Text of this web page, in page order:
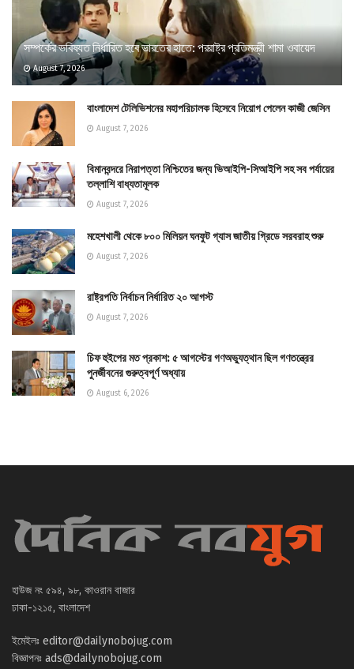
সম্পর্কের ভবিষ্যত নির্ধারিত হবে ভারতের হাতে: পররাষ্ট্র প্রতিমন্ত্রী শামা ওবায়েদ
August 7, 2026
বাংলাদেশ টেলিভিশনের মহাপরিচালক হিসেবে নিয়োগ পেলেন কাজী জেসিন
August 7, 2026
বিমানবন্দরে নিরাপত্তা নিশ্চিতের জন্য ভিআইপি-সিআইপি সহ সব পর্যায়ের
তল্লাশি বাধ্যতামূলক
August 7, 2026
মহেশখালী থেকে ৮০০ মিলিয়ন ঘনফুট গ্যাস জাতীয় গ্রিডে সরবরাহ শুরু
August 7, 2026
রাষ্ট্রপতি নির্বাচন নির্ধারিত ২০ আগস্ট
August 7, 2026
চিফ হুইপের মত প্রকাশ: ৫ আগস্টের গণঅভ্যুত্থান ছিল গণতন্ত্রের
পুনর্জীবনের গুরুত্বপূর্ণ অধ্যায়
August 6, 2026
হাউজ নং ৫৯৪, ৯৮, কাওরান বাজার
ঢাকা-১২১৫, বাংলাদেশ
ইমেইলঃ editor@dailynobojug.com
বিজ্ঞাপনঃ ads@dailynobojug.com